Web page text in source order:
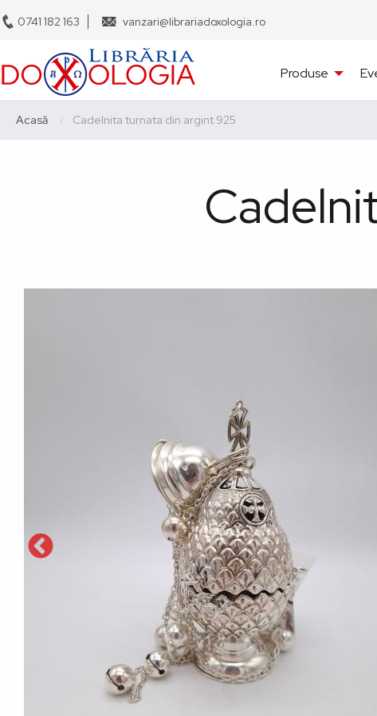
Sari
la
conținutul
principal
0741 182 163 vanzari@librariadoxologia.ro
Navigare
principală
Produse
Breadcrumb
Acasă Current:
Cadelnita turnata din argint 925